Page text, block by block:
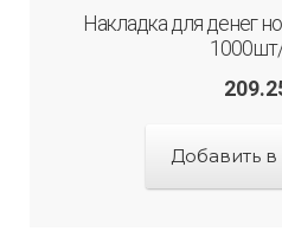
Накладка для денег
Добавить в